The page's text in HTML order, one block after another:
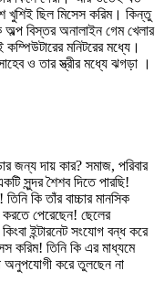
খুশিই ছিল মিসেস করিম। কিন্তু
অল্প বিস্তর অনালাইন গেম খেলার
মনিটরের মধ্যে।
ও তার স্ত্রীর মধ্যে ঝগড়া ।
জন্য দায় কার? সমাজ, পরিবার
সুন্দর শৈশব দিতে পারছি!
কি তাঁর বাচ্চার মানসিক
করতে পেরেছেন! ছেলের
ইন্টারনেট সংযোগ বন্ধ করে
করিম! তিনি কি এর মাধ্যমে
অনুপযোগী করে তুলছেন না